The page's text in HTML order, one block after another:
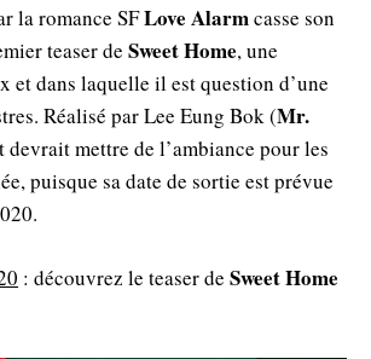
la romance SFLove Alarmcasse son
teaser de Sweet Home, une
et dans laquelle il est question d’une
Réalisé par Lee Eung Bok (Mr.
devrait mettre de l’ambiance pour les
puisque sa date de sortie est prévue
: découvrez le teaser de Sweet Home